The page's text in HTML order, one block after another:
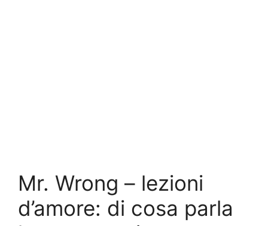
Mr. Wrong – lezioni
d’amore: di cosa parla